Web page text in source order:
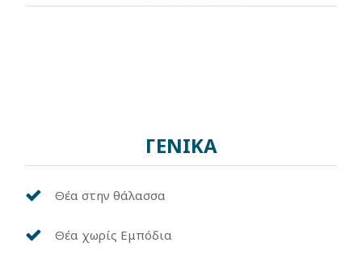
ΓΕΝΙΚΑ
Θέα στην θάλασσα
Θέα χωρίς Εμπόδια